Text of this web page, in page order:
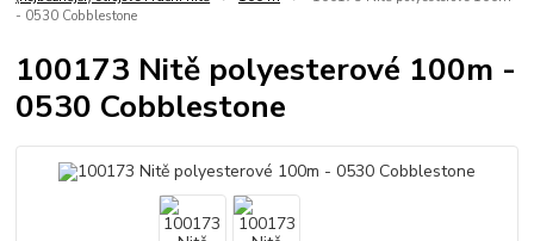
- 0530 Cobblestone
100173 Nitě polyesterové 100m -
0530 Cobblestone